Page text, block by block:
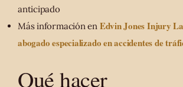
anticipado
Más información en Edvin Jones Injury
abogado especializado en accidentes de
Qué hacer